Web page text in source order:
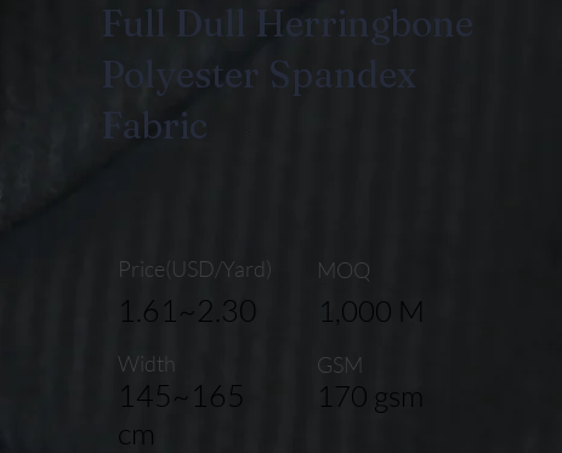
Full Dull Herringbone
Polyester Spandex
Fabric
Price(USD/Yard)
1.61~2.30
Width
145~165
cm
MOQ
1,000 M
GSM
170 gsm